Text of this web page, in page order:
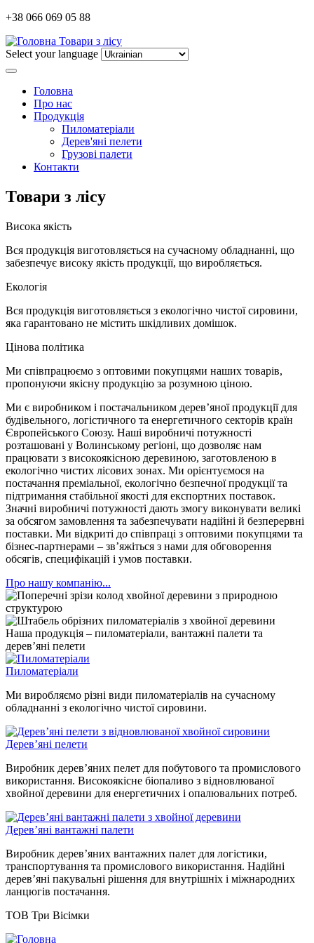
+38 066 069 05 88
Товари з лісу
Select your language
Головна
Про нас
Продукція
Пиломатеріали
Дерев'яні пелети
Грузові палети
Контакти
Товари з лісу
Висока якість
Вся продукція виготовляється на сучасному обладнанні, що
забезпечує високу якість продукції, що виробляється.
Екологія
Вся продукція виготовляється з екологічно чистої сировини,
яка гарантовано не містить шкідливих домішок.
Цінова політика
Ми співпрацюємо з оптовими покупцями наших товарів,
пропонуючи якісну продукцію за розумною ціною.
Ми є виробником і постачальником дерев’яної продукції для
будівельного, логістичного та енергетичного секторів країн
Європейського Союзу. Наші виробничі потужності
розташовані у Волинському регіоні, що дозволяє нам
працювати з високоякісною деревиною, заготовленою в
екологічно чистих лісових зонах. Ми орієнтуємося на
постачання преміальної, екологічно безпечної продукції та
підтримання стабільної якості для експортних поставок.
Значні виробничі потужності дають змогу виконувати великі
за обсягом замовлення та забезпечувати надійні й безперервні
поставки. Ми відкриті до співпраці з оптовими покупцями та
бізнес-партнерами – зв’яжіться з нами для обговорення
обсягів, специфікацій і умов поставки.
Про нашу компанію...
Наша продукція – пиломатеріали, вантажні палети та
дерев’яні пелети
Пиломатеріали
Ми виробляємо різні види пиломатеріалів на сучасному
обладнанні з екологічно чистої сировини.
Дерев’яні пелети
Виробник дерев’яних пелет для побутового та промислового
використання. Високоякісне біопаливо з відновлюваної
хвойної деревини для енергетичних і опалювальних потреб.
Дерев’яні вантажні палети
Виробник дерев’яних вантажних палет для логістики,
транспортування та промислового використання. Надійні
дерев’яні пакувальні рішення для внутрішніх і міжнародних
ланцюгів постачання.
ТОВ Три Вісімки